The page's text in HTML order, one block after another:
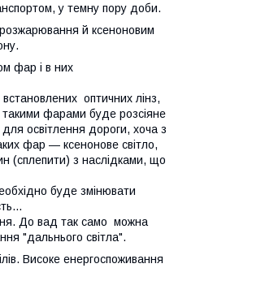
у темну пору доби.
й ксеноновим
фар і в них
оптичних лінз,
такими фарами буде розсіяне
освітлення дороги, хоча з
фар — ксенонове світло,
(сплепити) з наслідками, що
буде змінювати
До вад так само можна
"дальнього світла".
Високе енергоспоживання